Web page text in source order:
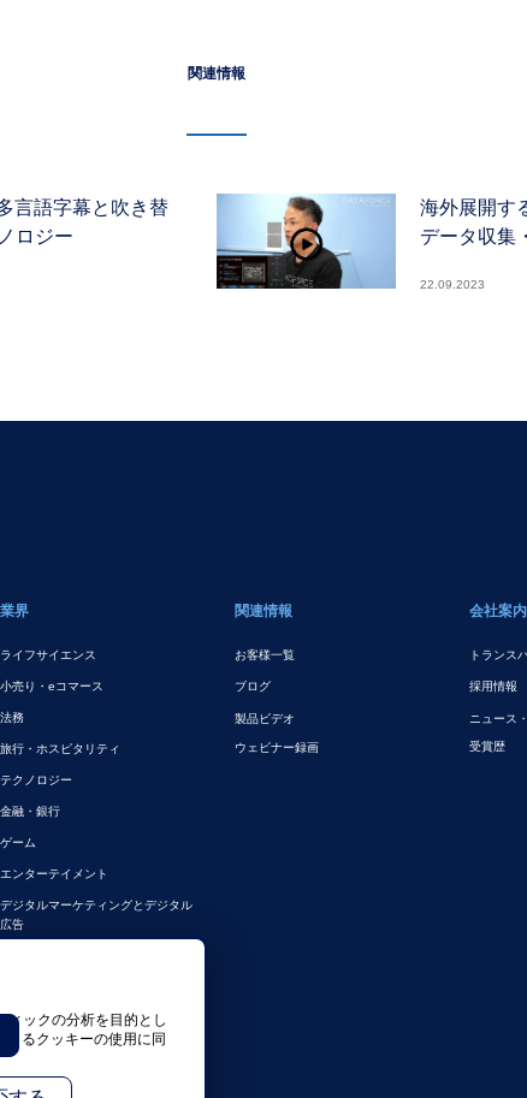
関連情報
言語字幕と吹き替
ロジー
海外展開す
データ収集
22.09.2023
業界
ライフサイエンス
小売り・eコマース
法務
旅行・ホスピタリティ
テクノロジー
金融・銀行
ゲーム
エンターテイメント
デジタルマーケティングとデジタル
広告
関連情報
お客様一覧
ブログ
製品ビデオ
ウェビナー録画
会社案内
トランス
採用情報
ニュース
受賞歴
ィックの分析を目的とし
るクッキーの使用に同